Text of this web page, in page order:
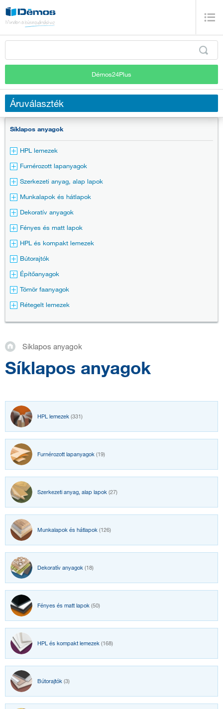
Démos24Plus
Áruválaszték
Síklapos anyagok
HPL lemezek
Furnérozott lapanyagok
Szerkezeti anyag, alap lapok
Munkalapok és hátlapok
Dekoratív anyagok
Fényes és matt lapok
HPL és kompakt lemezek
Bútorajtók
Építőanyagok
Tömör faanyagok
Rétegelt lemezek
Síklapos anyagok
Síklapos anyagok
HPL lemezek (331)
Furnérozott lapanyagok (19)
Szerkezeti anyag, alap lapok (27)
Munkalapok és hátlapok (126)
Dekoratív anyagok (18)
Fényes és matt lapok (50)
HPL és kompakt lemezek (168)
Bútorajtók (3)